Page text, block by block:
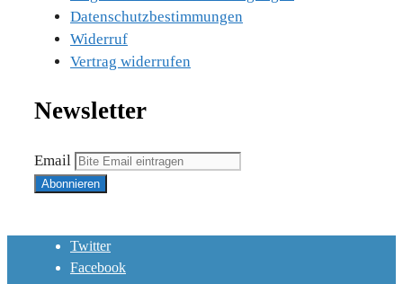
Datenschutzbestimmungen
Widerruf
Vertrag widerrufen
Newsletter
Email
Twitter
Facebook